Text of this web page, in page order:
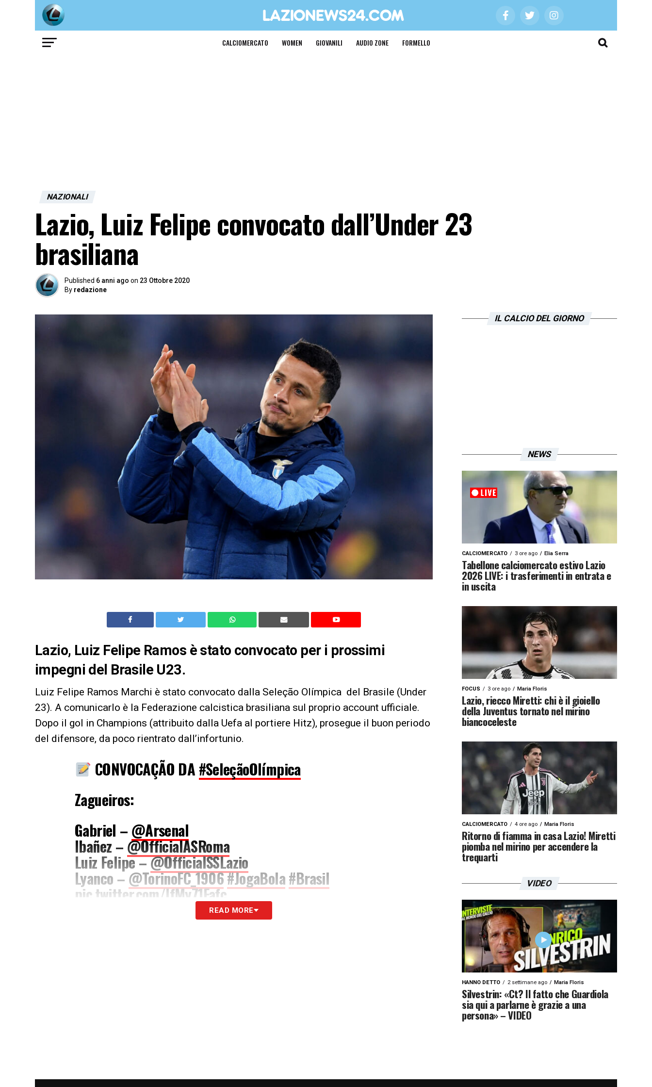
CALCIOMERCATO WOMEN GIOVANILI AUDIO ZONE FORMELLO
NAZIONALI
Lazio, Luiz Felipe convocato dall’Under 23
brasiliana
Published 6 anni ago on 23 Ottobre 2020
By redazione
Lazio, Luiz Felipe Ramos è stato convocato per i prossimi
impegni del Brasile U23.
Luiz Felipe Ramos Marchi è stato convocato dalla Seleção Olímpica del Brasile (Under
23). A comunicarlo è la Federazione calcistica brasiliana sul proprio account ufficiale.
Dopo il gol in Champions (attribuito dalla Uefa al portiere Hitz), prosegue il buon periodo
del difensore, da poco rientrato dall’infortunio.
CONVOCAÇÃO DA #SeleçãoOlímpica
Zagueiros:
Gabriel – @Arsenal
Ibañez – @OfficialASRoma
Luiz Felipe –@OfficialSSLazio
Lyanco – @TorinoFC_1906#JogaBola#Brasil
pic.twitter.com/IfMy71Fafc
— CBF Futebol (@CBF_Futebol)October 23, 2020
READ MORE
IL CALCIO DEL GIORNO
NEWS
CALCIOMERCATO 3 ore ago Elia Serra
Tabellone calciomercato estivo Lazio
2026 LIVE: i trasferimenti in entrata e
in uscita
FOCUS 3 ore ago Maria Floris
Lazio, riecco Miretti: chi è il gioiello
della Juventus tornato nel mirino
biancoceleste
CALCIOMERCATO 4 ore ago Maria Floris
Ritorno di fiamma in casa Lazio! Miretti
piomba nel mirino per accendere la
trequarti
VIDEO
HANNO DETTO 2 settimane ago Maria Floris
Silvestrin: «Ct? Il fatto che Guardiola
sia qui a parlarne è grazie a una
persona» – VIDEO